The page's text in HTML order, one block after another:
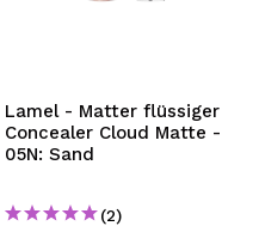
Lamel - Matter flüssiger
Concealer Cloud Matte -
05N: Sand
(2)